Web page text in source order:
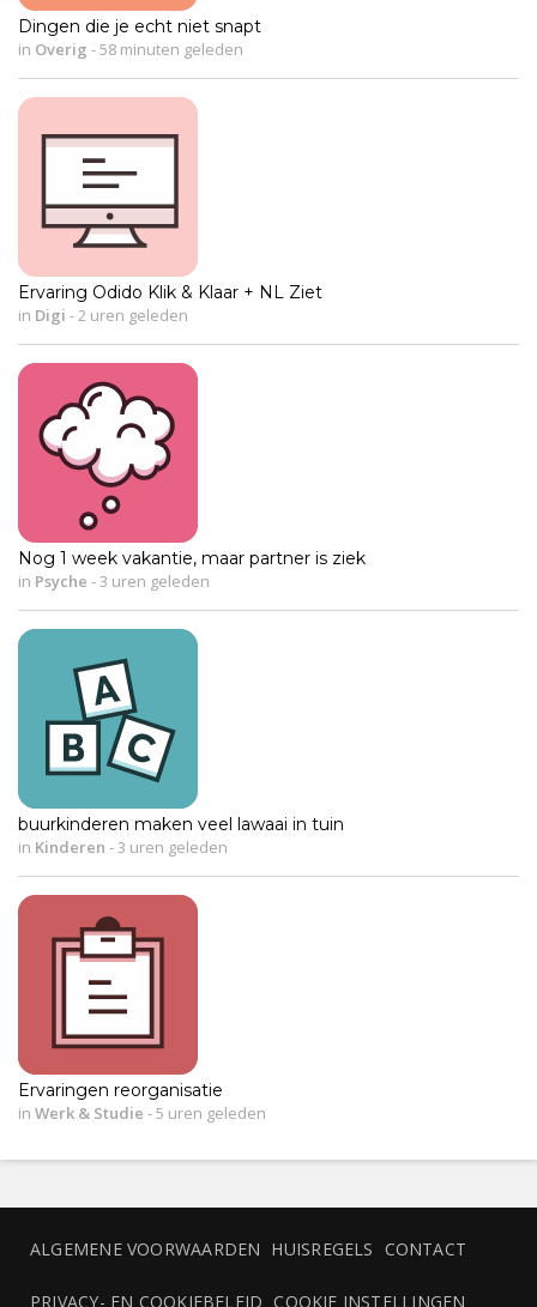
Dingen die je echt niet snapt
in Overig -58 minuten geleden
Ervaring Odido Klik & Klaar + NL Ziet
in Digi -2 uren geleden
Nog 1 week vakantie, maar partner is ziek
in Psyche -3 uren geleden
buurkinderen maken veel lawaai in tuin
in Kinderen -3 uren geleden
Ervaringen reorganisatie
in Werk & Studie -5 uren geleden
ALGEMENE VOORWAARDEN HUISREGELS CONTACT
PRIVACY- EN COOKIEBELEID COOKIE INSTELLINGEN